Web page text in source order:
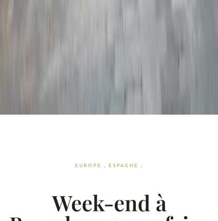
EUROPE , ESPAGNE ,
Week-end à